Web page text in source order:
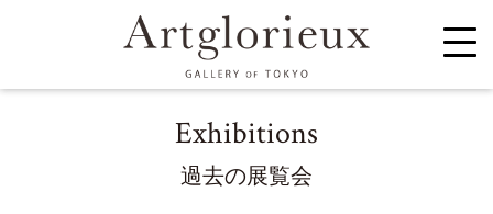
Exhibitions
過去の展覧会